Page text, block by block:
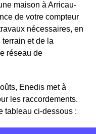
maison à Arricau-
de votre compteur
nécessaires, en
et de la
réseau de
Enedis met à
les raccordements.
tableau ci-dessous :